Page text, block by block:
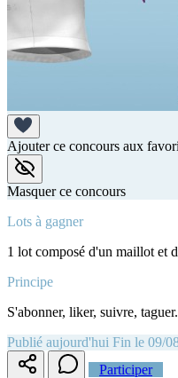
Ajouter ce concours aux
Masquer ce concours
Lots à gagner
1 lot composé d'un maillot et
Principe
S'abonner, liker, suivre,
Publié aujourd'hui Fin le 09/
Participer